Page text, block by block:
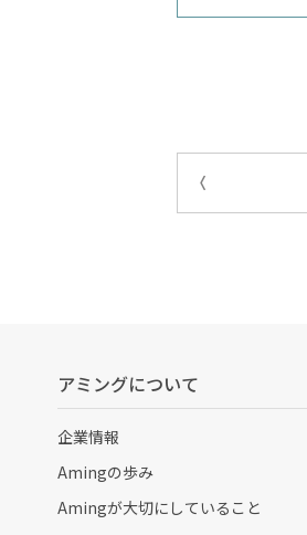
アミングについて
企業情報
Amingの歩み
Amingが大切にしていること